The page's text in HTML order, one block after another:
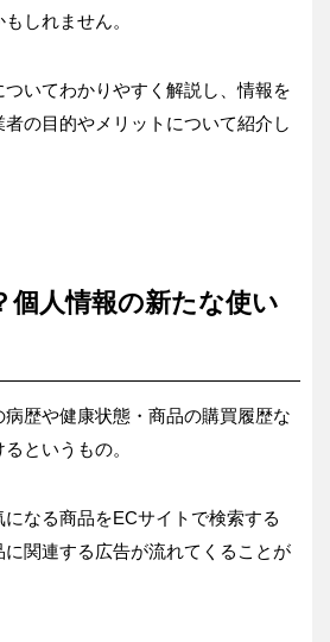
しれません。
いてわかりやすく解説し、情報を
の目的やメリットについて紹介し
個人情報の新たな使い
歴や健康状態・商品の購買履歴な
というもの。
なる商品をECサイトで検索する
に関連する広告が流れてくることが